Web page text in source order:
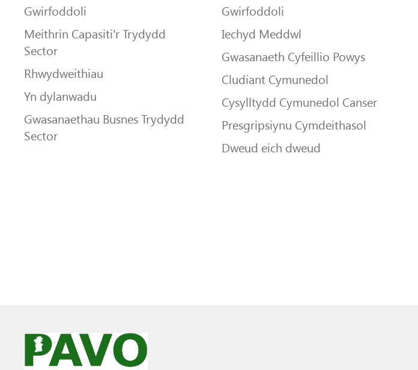
Gwirfoddoli
Meithrin Capasiti’r Trydydd
Sector
Rhwydweithiau
Yn dylanwadu
Gwasanaethau Busnes Trydydd
Sector
Gwirfoddoli
Iechyd Meddwl
Gwasanaeth Cyfeillio Powys
Cludiant Cymunedol
Cysylltydd Cymunedol Canser
Presgripsiynu Cymdeithasol
Dweud eich dweud